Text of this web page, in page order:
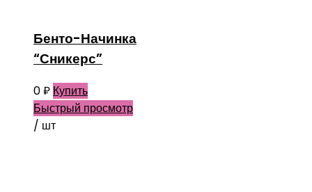
Бенто-Начинка
“Сникерс”
0₽ Купить
Быстрый просмотр
/ шт